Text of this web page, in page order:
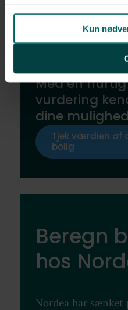
Kun
Har du råd til
Med en
vurdering
dine
Tjek værdien af
bolig
Beregn
hos
Nordea har sænket